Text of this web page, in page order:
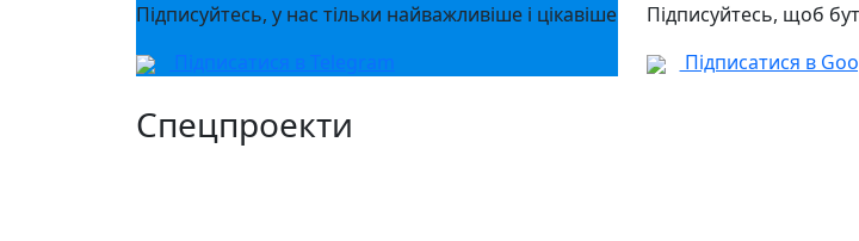
Підписуйтесь, у нас тільки найважливіше і цікавіше
Підписатися в Telegram
Підписуйтесь, щоб
Підписатися в
Спецпроекти